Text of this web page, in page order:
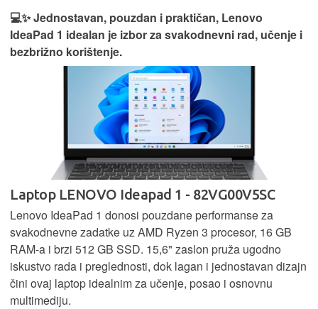
💻✨ Jednostavan, pouzdan i praktičan, Lenovo
IdeaPad 1 idealan je izbor za svakodnevni rad, učenje i
bezbrižno korištenje.
Laptop LENOVO Ideapad 1 - 82VG00V5SC
Lenovo IdeaPad 1 donosi pouzdane performanse za
svakodnevne zadatke uz AMD Ryzen 3 procesor, 16 GB
RAM-a i brzi 512 GB SSD. 15,6" zaslon pruža ugodno
iskustvo rada i preglednosti, dok lagan i jednostavan dizajn
čini ovaj laptop idealnim za učenje, posao i osnovnu
multimediju.